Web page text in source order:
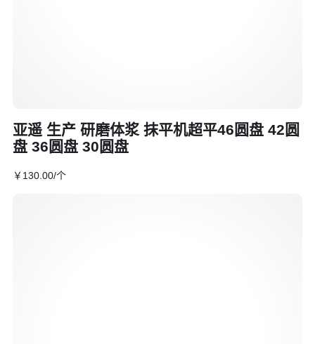
亚遥 生产 研磨体浆 抹平机超平46圆盘 42圆
盘 36圆盘 30圆盘
￥ 130.00/个